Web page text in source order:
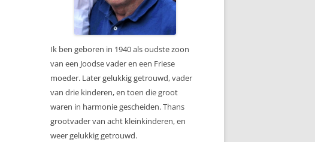
Ik ben geboren in 1940 als oudste zoon
van een Joodse vader en een Friese
moeder. Later gelukkig getrouwd, vader
van drie kinderen, en toen die groot
waren in harmonie gescheiden. Thans
grootvader van acht kleinkinderen, en
weer gelukkig getrouwd.